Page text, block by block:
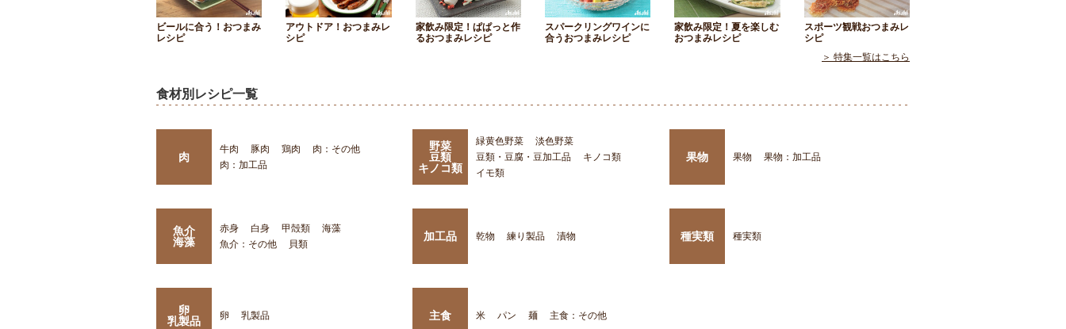
ビールに合う！おつまみ
レシピ
アウトドア！おつまみレ
シピ
家飲み限定！ぱぱっと作
るおつまみレシピ
スパークリングワインに
合うおつまみレシピ
家飲み限定！夏を楽しむ
おつまみレシピ
スポーツ観戦おつまみレ
シピ
＞ 特集一覧はこちら
食材別レシピ一覧
肉
牛肉 豚肉 鶏肉
肉：その他
肉：加工品
野菜
豆類
キノコ類
緑黄色野菜
淡色野菜
豆類・豆腐・豆加工品
キノコ類
イモ類
果物 果物 果物：加工品
魚介
海藻
赤身 白身 甲殻類
海藻
魚介：その他
貝類
加工品 乾物 練り製品 漬物 種実類 種実類
卵
乳製品
卵 乳製品 主食 米 パン 麺 主食：その他